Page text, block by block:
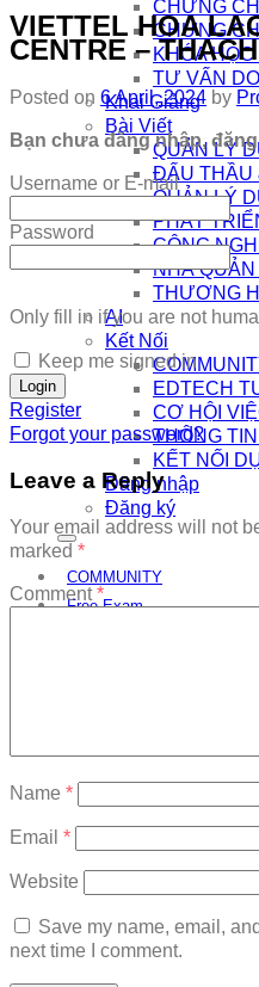
CHỨNG
CHỨNG
KHÓA
TƯ VẤN
Khai Giảng
Bài Viết
QUẢN LÝ
ĐẤU THẦU
QUẢN LÝ
PHÁT
CÔNG
NHÀ QUẢN
THƯƠNG
AI
Kết Nối
EDTECH
CƠ HỘI
THÔNG
KẾT NỐI
Đăng nhập
Đăng ký
COMMUNITY
Free Exam
VIETTEL HOA
CENTRE –
Posted on 6 April, 2024 by
Bạn chưa đăng nhập,
Username or E-mail
Password
Only fill in if you are not
Keep me signed in
Register
Forgot your password?
Leave a Reply
Your email address will not
marked *
Comment*
Name *
Email *
Website
Save my name, email,
next time I comment.